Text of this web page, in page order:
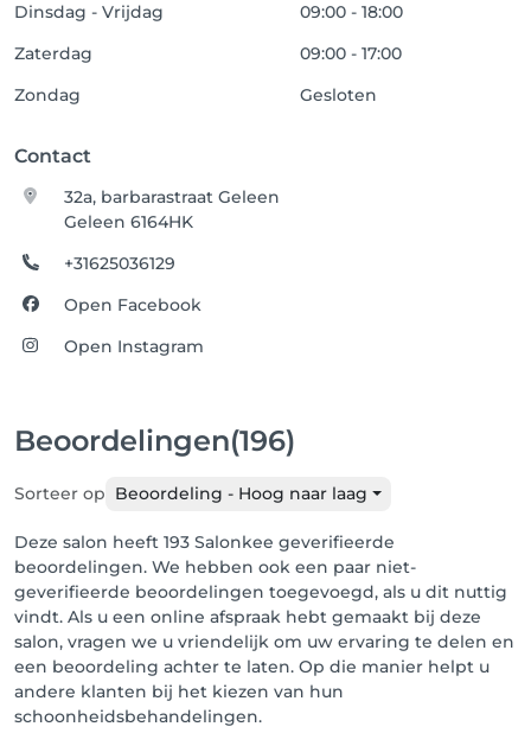
Dinsdag - Vrijdag
09:00 - 18:00
Zaterdag
09:00 - 17:00
Zondag
Gesloten
Contact
32a, barbarastraat Geleen
Geleen 6164HK
+31625036129
Open Facebook
Open Instagram
Beoordelingen(196)
Sorteer op Beoordeling - Hoog naar laag
Deze salon heeft 193 Salonkee geverifieerde
beoordelingen. We hebben ook een paar niet-
geverifieerde beoordelingen toegevoegd, als u dit nuttig
vindt. Als u een online afspraak hebt gemaakt bij deze
salon, vragen we u vriendelijk om uw ervaring te delen en
een beoordeling achter te laten. Op die manier helpt u
andere klanten bij het kiezen van hun
schoonheidsbehandelingen.